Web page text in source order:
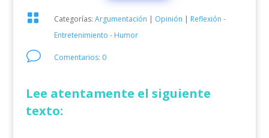
 Categorías: Argumentación | Opinión | Reflexión -
Entretenimiento - Humor
v Comentarios: 0
Lee atentamente el siguiente
texto: